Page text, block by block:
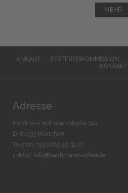
MEHR
ANKAUF FESTPREISKOMMISSION
KONTAKT
Adresse
Kardinal-Faulhaber-Straße 14a
D-80333 München
Telefon: +49 (0)89 29 32 70
E-Mail: info@bachmann-scher.de